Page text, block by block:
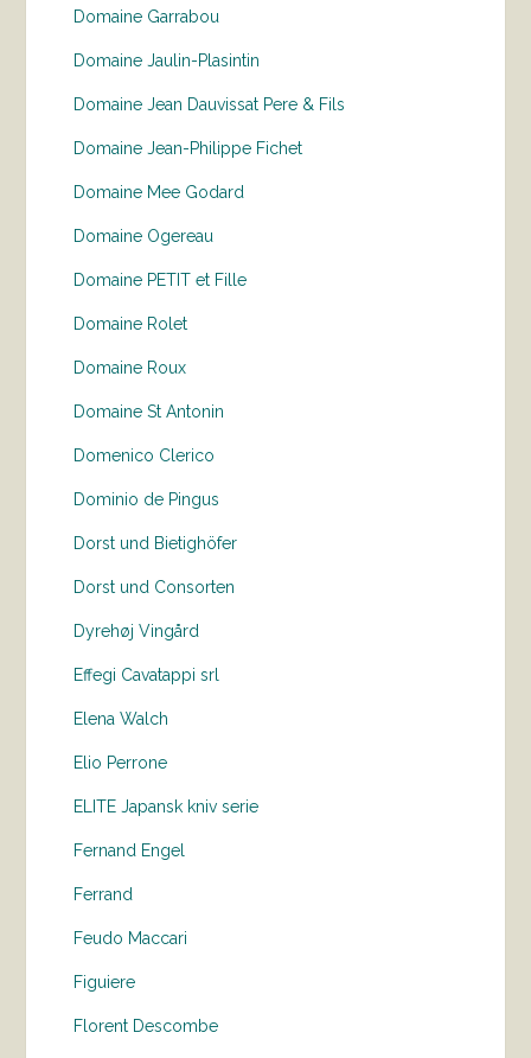
Domaine Garrabou
Domaine Jaulin-Plasintin
Domaine Jean Dauvissat Pere & Fils
Domaine Jean-Philippe Fichet
Domaine Mee Godard
Domaine Ogereau
Domaine PETIT et Fille
Domaine Rolet
Domaine Roux
Domaine St Antonin
Domenico Clerico
Dominio de Pingus
Dorst und Bietighöfer
Dorst und Consorten
Dyrehøj Vingård
Effegi Cavatappi srl
Elena Walch
Elio Perrone
ELITE Japansk kniv serie
Fernand Engel
Ferrand
Feudo Maccari
Figuiere
Florent Descombe